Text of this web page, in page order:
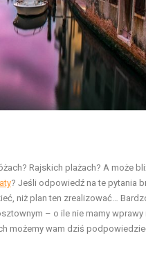
Rajskich plażach? A może
? Jeśli odpowiedź na te pytania
niż plan ten zrealizować…
– o ile nie mamy
możemy wam dziś